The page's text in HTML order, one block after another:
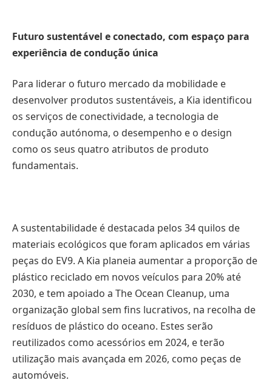
Futuro sustentável e conectado, com espaço para
experiência de condução única
Para liderar o futuro mercado da mobilidade e
desenvolver produtos sustentáveis, a Kia identificou
os serviços de conectividade, a tecnologia de
condução autónoma, o desempenho e o design
como os seus quatro atributos de produto
fundamentais.
A sustentabilidade é destacada pelos 34 quilos de
materiais ecológicos que foram aplicados em várias
peças do EV9. A Kia planeia aumentar a proporção de
plástico reciclado em novos veículos para 20% até
2030, e tem apoiado a The Ocean Cleanup, uma
organização global sem fins lucrativos, na recolha de
resíduos de plástico do oceano. Estes serão
reutilizados como acessórios em 2024, e terão
utilização mais avançada em 2026, como peças de
automóveis.